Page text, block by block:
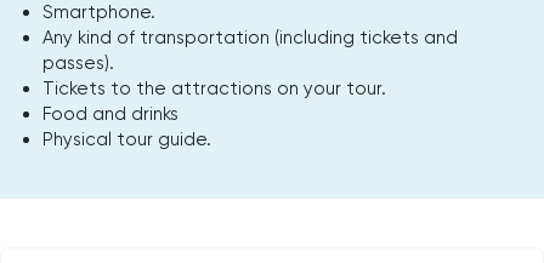
Smartphone.
Any kind of transportation (including tickets and
passes).
Tickets to the attractions on your tour.
Food and drinks
Physical tour guide.